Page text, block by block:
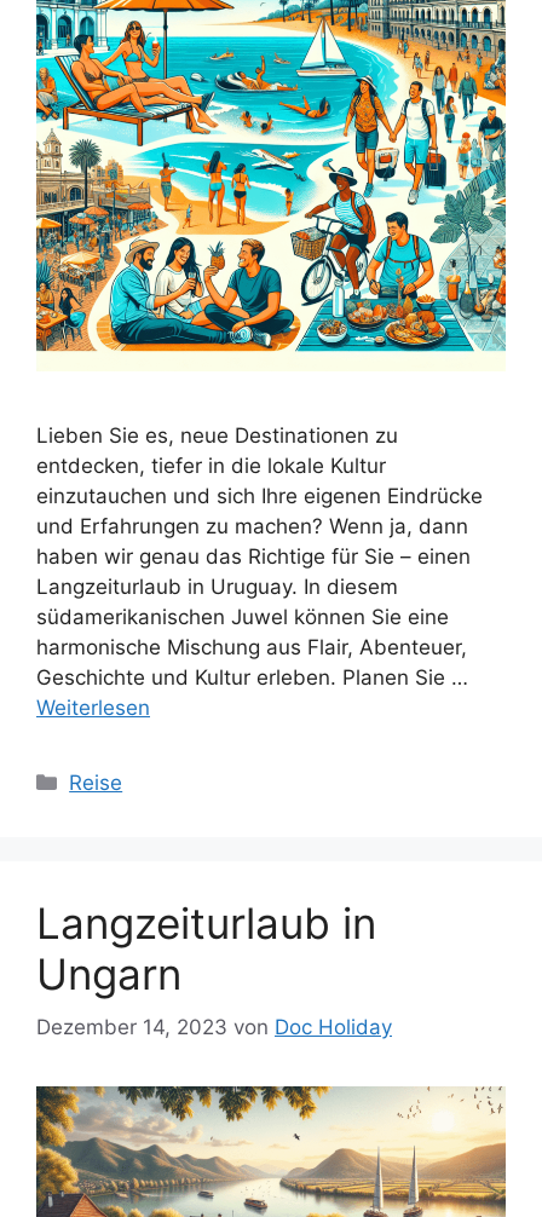
Lieben Sie es, neue Destinationen zu
entdecken, tiefer in die lokale Kultur
einzutauchen und sich Ihre eigenen Eindrücke
und Erfahrungen zu machen? Wenn ja, dann
haben wir genau das Richtige für Sie – einen
Langzeiturlaub in Uruguay. In diesem
südamerikanischen Juwel können Sie eine
harmonische Mischung aus Flair, Abenteuer,
Geschichte und Kultur erleben. Planen Sie …
Weiterlesen
Kategorien
Reise
Langzeiturlaub in
Ungarn
Dezember 14, 2023 von Doc Holiday